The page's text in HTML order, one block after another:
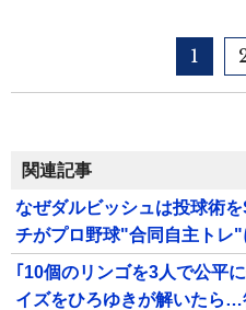
1
関連記事
なぜダルビッシュは投球術
チがプロ野球"合同自主トレ
｢10個のリンゴを3人で公平
イズをひろゆきが解いたら…